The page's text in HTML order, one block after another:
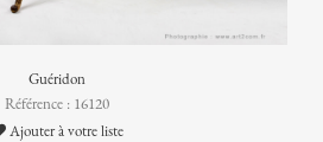
Guéridon
Référence : 16120
Ajouter à votre liste